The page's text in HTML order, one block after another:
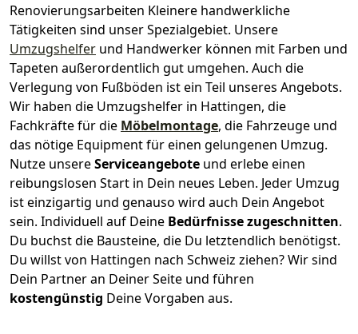
Renovierungsarbeiten Kleinere handwerkliche
Tätigkeiten sind unser Spezialgebiet. Unsere
Umzugshelfer und Handwerker können mit Farben und
Tapeten außerordentlich gut umgehen. Auch die
Verlegung von Fußböden ist ein Teil unseres Angebots.
Wir haben die Umzugshelfer in Hattingen, die
Fachkräfte für die Möbelmontage, die Fahrzeuge und
das nötige Equipment für einen gelungenen Umzug.
Nutze unsereServiceangebote und erlebe einen
reibungslosen Start in Dein neues Leben. Jeder Umzug
ist einzigartig und genauso wird auch Dein Angebot
sein. Individuell auf Deine Bedürfnisse zugeschnitten.
Du buchst die Bausteine, die Du letztendlich benötigst.
Du willst von Hattingen nach Schweiz ziehen? Wir sind
Dein Partner an Deiner Seite und führen
kostengünstig Deine Vorgaben aus.